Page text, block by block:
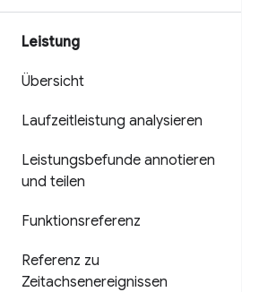
Leistung
Übersicht
Laufzeitleistung analysieren
Leistungsbefunde annotieren
und teilen
Funktionsreferenz
Referenz zu
Zeitachsenereignissen